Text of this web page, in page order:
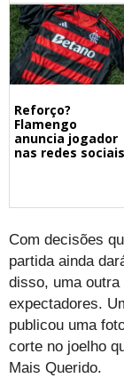
Reforço?
Flamengo
anuncia jogador
nas redes sociais
Com decisões
partida ainda
disso, uma outra
expectadores.
publicou uma
corte no joelho
Mais Querido.